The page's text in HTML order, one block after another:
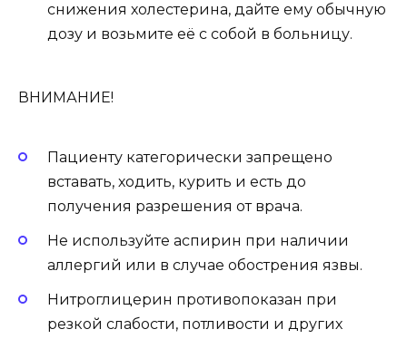
снижения холестерина, дайте ему обычную
дозу и возьмите её с собой в больницу.
ВНИМАНИЕ!
Пациенту категорически запрещено
вставать, ходить, курить и есть до
получения разрешения от врача.
Не используйте аспирин при наличии
аллергий или в случае обострения язвы.
Нитроглицерин противопоказан при
резкой слабости, потливости и других